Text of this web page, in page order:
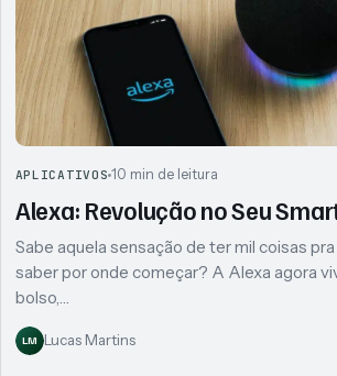
APLICATIVOS 10 min de leitura
Alexa: Revolução no Seu
Sabe aquela sensação de ter mil coisas
saber por onde começar? A Alexa agora
bolso,…
LM Lucas Martins